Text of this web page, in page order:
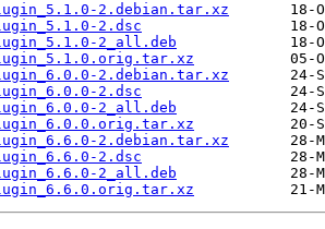
2.debian.tar.xz
2.dsc
2_all.deb
2.debian.tar.xz
2.dsc
2_all.deb
2.debian.tar.xz
2.dsc
2_all.deb